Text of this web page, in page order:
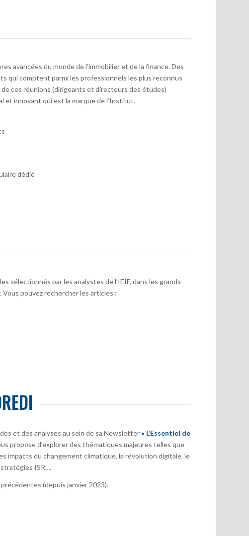
avancées du monde de l’immobilier et de la finance. Des
qui comptent parmi les professionnels les plus reconnus
ces réunions (dirigeants et directeurs des études)
et innovant qui est la marque de l’Institut.
dédié
sélectionnés par les analystes de l’IEIF, dans les grands
pouvez rechercher les articles :
et des analyses au sein de sa Newsletter « L’Essentiel de
propose d’explorer des thématiques majeures telles que
impacts du changement climatique, la révolution digitale, le
ISR….
précédentes (depuis janvier 2023).